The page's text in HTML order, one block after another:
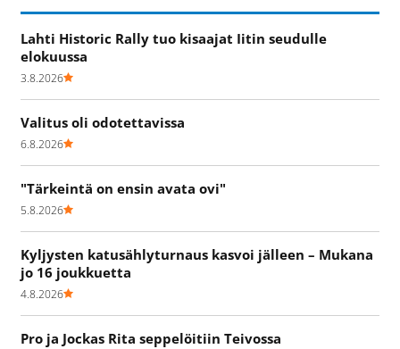
Lahti Historic Rally tuo kisaajat Iitin seudulle
elokuussa
3.8.2026
Valitus oli odotettavissa
6.8.2026
"Tärkeintä on ensin avata ovi"
5.8.2026
Kyljysten katusählyturnaus kasvoi jälleen – Mukana
jo 16 joukkuetta
4.8.2026
Pro ja Jockas Rita seppelöitiin Teivossa